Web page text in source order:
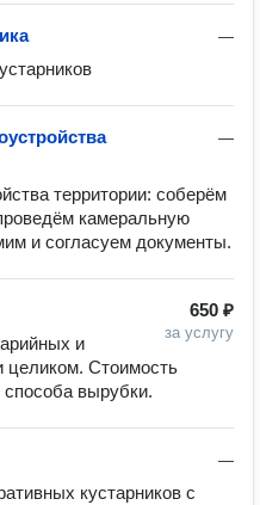
—
—
территории: соберём
камеральную
и согласуем документы.
650 ₽
за услугу
и
целиком. Стоимость
способа вырубки.
—
кустарников с